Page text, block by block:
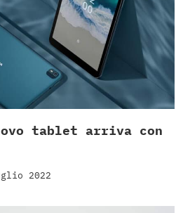
tablet arriva con
2022